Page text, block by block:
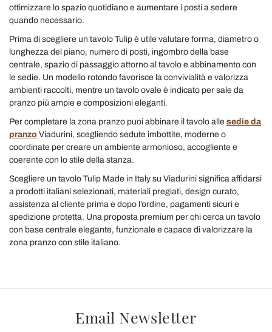
ottimizzare lo spazio quotidiano e aumentare i posti a sedere
quando necessario.
Prima di scegliere un tavolo Tulip è utile valutare forma, diametro o
lunghezza del piano, numero di posti, ingombro della base
centrale, spazio di passaggio attorno al tavolo e abbinamento con
le sedie. Un modello rotondo favorisce la convivialità e valorizza
ambienti raccolti, mentre un tavolo ovale è indicato per sale da
pranzo più ampie e composizioni eleganti.
Per completare la zona pranzo puoi abbinare il tavolo alle sedie da
pranzo Viadurini, scegliendo sedute imbottite, moderne o
coordinate per creare un ambiente armonioso, accogliente e
coerente con lo stile della stanza.
Scegliere un tavolo Tulip Made in Italy su Viadurini significa affidarsi
a prodotti italiani selezionati, materiali pregiati, design curato,
assistenza al cliente prima e dopo l’ordine, pagamenti sicuri e
spedizione protetta. Una proposta premium per chi cerca un tavolo
con base centrale elegante, funzionale e capace di valorizzare la
zona pranzo con stile italiano.
Email Newsletter